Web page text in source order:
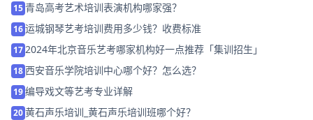
15青岛高考艺术培训表演机构哪家强？
16运城钢琴艺考培训费用多少钱？收费标准
172024年北京音乐艺考哪家机构好一点推荐「集训招生」
18西安音乐学院培训中心哪个好？怎么选？
19编导戏文等艺考专业详解
20黄石声乐培训_黄石声乐培训班哪个好？